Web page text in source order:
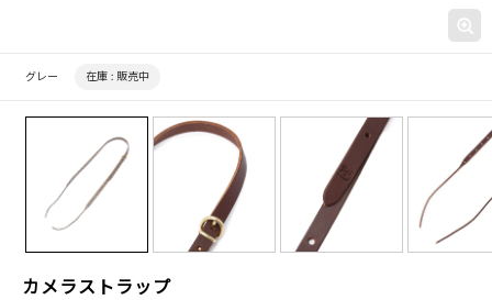
カメラストラップ
グレー 在庫 : 販売中